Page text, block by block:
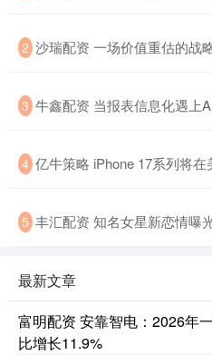
2 沙瑞配资 一场价值重估的战
3 牛鑫配资 当报表信息化遇上
4 亿牛策略 iPhone 17系列将
5 丰汇配资 知名女星新恋情曝
最新文章
富明配资 安靠智电：2026年
比增长11.9%